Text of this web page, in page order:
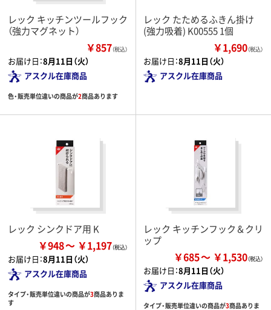
レック キッチンツールフック
（強力マグネット）
￥857（税込）
お届け日：8月11日（火）
アスクル在庫商品
色・販売単位違いの商品が2商品あります
レック たためるふきん掛け
(強力吸着) K00555 1個
￥1,690（税込）
お届け日：8月11日（火）
アスクル在庫商品
レック シンクドア用 K
￥948 ￥1,197
お届け日：8月11日（火）
アスクル在庫商品
タイプ・販売単位違いの商品が3商品ありま
す
レック キッチンフック＆クリ
ップ
￥685 ￥1,530
お届け日：8月11日（火）
アスクル在庫商品
タイプ・販売単位違いの商品が3商品ありま